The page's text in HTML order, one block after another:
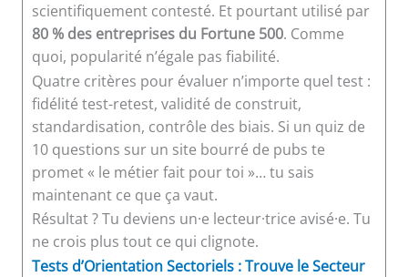
scientifiquement contesté. Et pourtant utilisé par
80 % des entreprises du Fortune 500. Comme
quoi, popularité n’égale pas fiabilité.
Quatre critères pour évaluer n’importe quel test :
fidélité test-retest, validité de construit,
standardisation, contrôle des biais. Si un quiz de
10 questions sur un site bourré de pubs te
promet « le métier fait pour toi »… tu sais
maintenant ce que ça vaut.
Résultat ? Tu deviens un·e lecteur·trice avisé·e. Tu
ne crois plus tout ce qui clignote.
Tests d’Orientation Sectoriels : Trouve le Secteur